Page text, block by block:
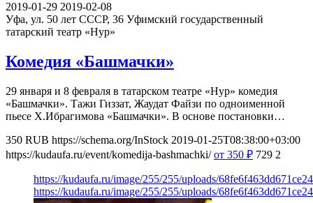
2019-01-29 2019-02-08
Уфа, ул. 50 лет СССР, 36 Уфимский государственный
татарский театр «Нур»
Комедия «Башмачки»
29 января и 8 февраля в татарском театре «Нур» комедия
«Башмачки». Тажи Гиззат, Жаудат Файзи по одноименной
пьесе Х.Ибрагимова «Башмачки». В основе постановки…
350 RUB https://schema.org/InStock 2019-01-25T08:38:00+03:00
https://kudaufa.ru/event/komedija-bashmachki/ от 350 ₽ 729 2
https://kudaufa.ru/image/255/255/uploads/
https://kudaufa.ru/image/255/255/uploads/